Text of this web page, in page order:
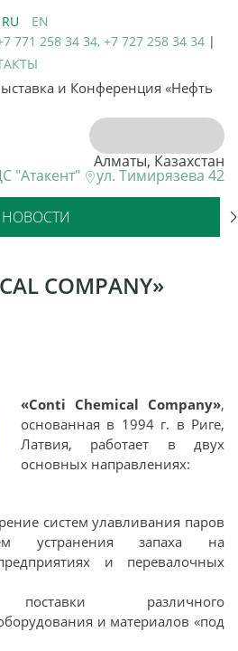
RU
EN
771 258 34 34, +7 727 258 34 34 |
и Конференция «Нефть
Алматы, Казахстан
"Атакент" ул. Тимирязева 42
НОВОСТИ
COMPANY»
«Conti Chemical Company»,
основанная в 1994 г. в Риге,
Латвия, работает в двух
основных направлениях:
систем улавливания паров
устранения запаха на
и перевалочных
поставки различного
и материалов «под